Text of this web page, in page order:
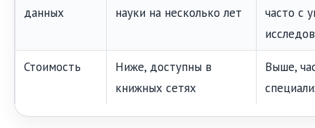
данных
науки на несколько лет
часто с
Стоимость
Ниже, доступны в
книжных сетях
Выше,